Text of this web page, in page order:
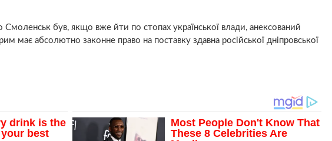
був, якщо вже йти по стопах української влади, анексований
має абсолютно законне право на поставку здавна російської дніпровської